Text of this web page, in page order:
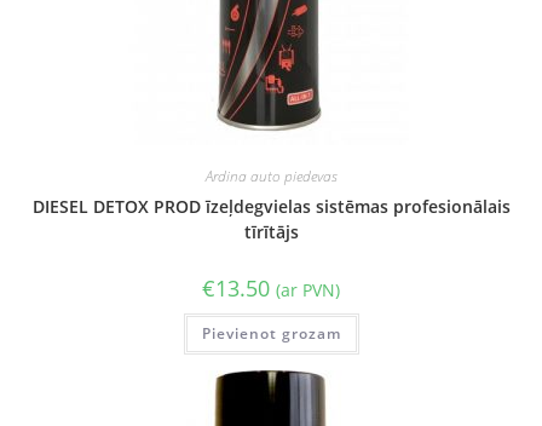
Ardina auto piedevas
DIESEL DETOX PROD īzeļdegvielas sistēmas profesionālais
tīrītājs
€13.50 (ar PVN)
Pievienot grozam